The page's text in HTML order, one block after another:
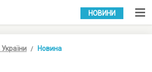
УКР РУС
НОВИНИ
Новина